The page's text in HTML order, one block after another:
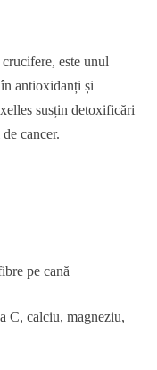
este unul
antioxidanți și
susțin detoxificări
cancer.
pe cană
C, calciu, magneziu,